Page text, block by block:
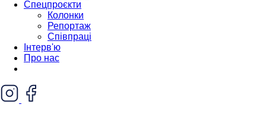
Спецпроєкти
Колонки
Репортаж
Співпраці
Інтерв'ю
Про нас